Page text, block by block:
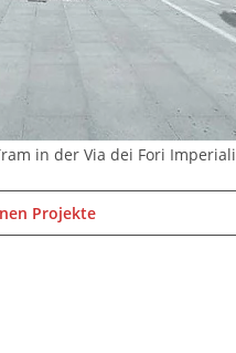
in der Via dei Fori Imperiali
Projekte